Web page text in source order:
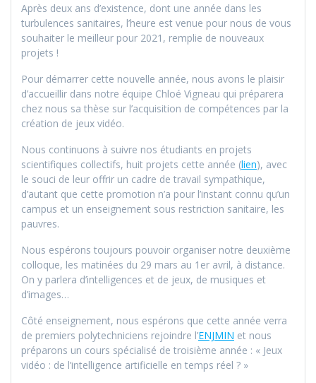
Après deux ans d’existence, dont une année dans les
turbulences sanitaires, l’heure est venue pour nous de vous
souhaiter le meilleur pour 2021, remplie de nouveaux
projets !
Pour démarrer cette nouvelle année, nous avons le plaisir
d’accueillir dans notre équipe Chloé Vigneau qui préparera
chez nous sa thèse sur l’acquisition de compétences par la
création de jeux vidéo.
Nous continuons à suivre nos étudiants en projets
scientifiques collectifs, huit projets cette année (lien), avec
le souci de leur offrir un cadre de travail sympathique,
d’autant que cette promotion n’a pour l’instant connu qu’un
campus et un enseignement sous restriction sanitaire, les
pauvres.
Nous espérons toujours pouvoir organiser notre deuxième
colloque, les matinées du 29 mars au 1er avril, à distance.
On y parlera d’intelligences et de jeux, de musiques et
d’images…
Côté enseignement, nous espérons que cette année verra
de premiers polytechniciens rejoindre l’ENJMIN et nous
préparons un cours spécialisé de troisième année : « Jeux
vidéo : de l’intelligence artificielle en temps réel ? »